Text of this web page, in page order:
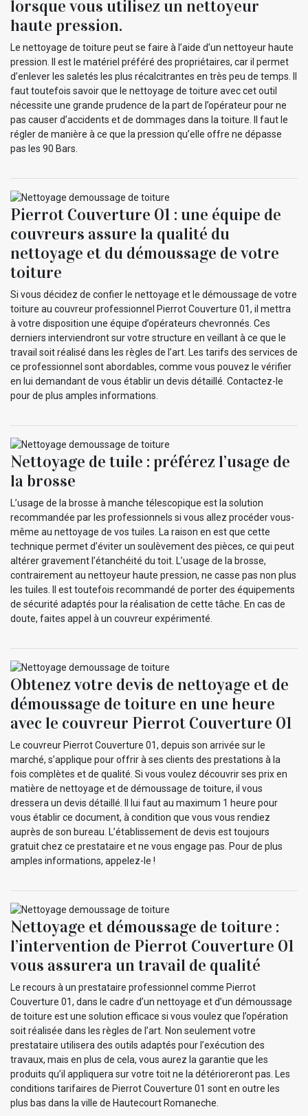
lorsque vous utilisez un nettoyeur
haute pression.
Le nettoyage de toiture peut se faire à l’aide d’un nettoyeur haute
pression. Il est le matériel préféré des propriétaires, car il permet
d’enlever les saletés les plus récalcitrantes en très peu de temps. Il
faut toutefois savoir que le nettoyage de toiture avec cet outil
nécessite une grande prudence de la part de l’opérateur pour ne
pas causer d’accidents et de dommages dans la toiture. Il faut le
régler de manière à ce que la pression qu’elle offre ne dépasse
pas les 90 Bars.
Pierrot Couverture 01 : une équipe de
couvreurs assure la qualité du
nettoyage et du démoussage de votre
toiture
Si vous décidez de confier le nettoyage et le démoussage de votre
toiture au couvreur professionnel Pierrot Couverture 01, il mettra
à votre disposition une équipe d’opérateurs chevronnés. Ces
derniers interviendront sur votre structure en veillant à ce que le
travail soit réalisé dans les règles de l’art. Les tarifs des services de
ce professionnel sont abordables, comme vous pouvez le vérifier
en lui demandant de vous établir un devis détaillé. Contactez-le
pour de plus amples informations.
Nettoyage de tuile : préférez l’usage de
la brosse
L’usage de la brosse à manche télescopique est la solution
recommandée par les professionnels si vous allez procéder vous-
même au nettoyage de vos tuiles. La raison en est que cette
technique permet d’éviter un soulèvement des pièces, ce qui peut
altérer gravement l’étanchéité du toit. L’usage de la brosse,
contrairement au nettoyeur haute pression, ne casse pas non plus
les tuiles. Il est toutefois recommandé de porter des équipements
de sécurité adaptés pour la réalisation de cette tâche. En cas de
doute, faites appel à un couvreur expérimenté.
Obtenez votre devis de nettoyage et de
démoussage de toiture en une heure
avec le couvreur Pierrot Couverture 01
Le couvreur Pierrot Couverture 01, depuis son arrivée sur le
marché, s’applique pour offrir à ses clients des prestations à la
fois complètes et de qualité. Si vous voulez découvrir ses prix en
matière de nettoyage et de démoussage de toiture, il vous
dressera un devis détaillé. Il lui faut au maximum 1 heure pour
vous établir ce document, à condition que vous vous rendiez
auprès de son bureau. L’établissement de devis est toujours
gratuit chez ce prestataire et ne vous engage pas. Pour de plus
amples informations, appelez-le !
Nettoyage et démoussage de toiture :
l’intervention de Pierrot Couverture 01
vous assurera un travail de qualité
Le recours à un prestataire professionnel comme Pierrot
Couverture 01, dans le cadre d’un nettoyage et d’un démoussage
de toiture est une solution efficace si vous voulez que l’opération
soit réalisée dans les règles de l’art. Non seulement votre
prestataire utilisera des outils adaptés pour l’exécution des
travaux, mais en plus de cela, vous aurez la garantie que les
produits qu’il appliquera sur votre toit ne la détérioreront pas. Les
conditions tarifaires de Pierrot Couverture 01 sont en outre les
plus bas dans la ville de Hautecourt Romaneche.